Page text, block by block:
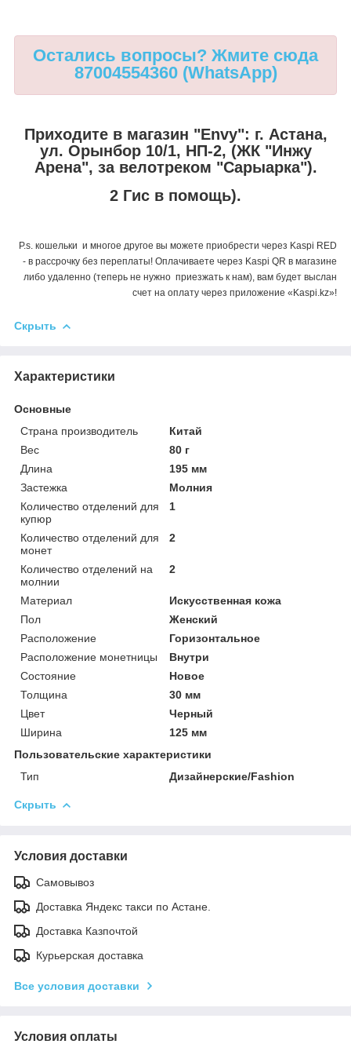
Остались вопросы? Жмите сюда
87004554360 (WhatsApp)
Приходите в магазин "Envy": г. Астана,
ул. Орынбор 10/1, НП-2, (ЖК "Инжу
Арена", за велотреком "Сарыарка").
2 Гис в помощь).
P.s. кошельки и многое другое вы можете приобрести через Kaspi RED
- в рассрочку без переплаты! Оплачиваете через Kaspi QR в магазине
либо удаленно (теперь не нужно приезжать к нам), вам будет выслан
счет на оплату через приложение «Kaspi.kz»!
Скрыть
Характеристики
Основные
Страна производитель
Китай
Вес
80 г
Длина
195 мм
Застежка
Молния
Количество отделений для
купюр
1
Количество отделений для
монет
2
Количество отделений на
молнии
2
Материал
Искусственная кожа
Пол
Женский
Расположение
Горизонтальное
Расположение монетницы
Внутри
Состояние
Новое
Толщина
30 мм
Цвет
Черный
Ширина
125 мм
Пользовательские характеристики
Тип
Дизайнерские/Fashion
Скрыть
Условия доставки
Самовывоз
Доставка Яндекс такси по Астане.
Доставка Казпочтой
Курьерская доставка
Все условия доставки
Условия оплаты